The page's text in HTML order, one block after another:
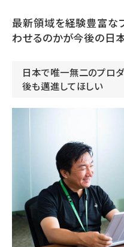
最新領域を経験豊富な
わせるのかが今後の日
日本で唯一無二のプロダ
後も邁進してほしい